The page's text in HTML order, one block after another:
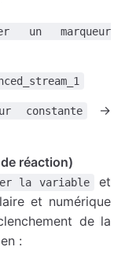
un marqueur
constante →
réaction)
la variable
et
et numérique
de la
: